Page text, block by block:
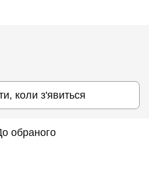
коли з'явиться
обраного